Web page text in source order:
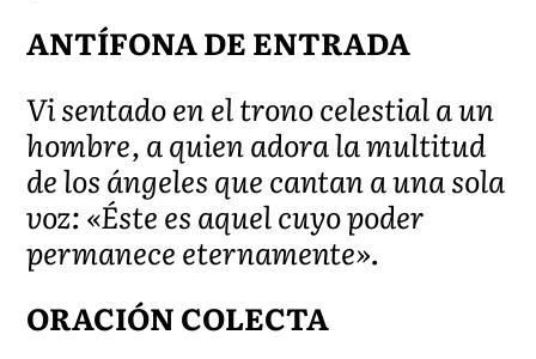
ANTÍFONA DE ENTRADA
Vi sentado en el trono celestial a un
hombre, a quien adora la multitud
de los ángeles que cantan a una sola
voz: «Éste es aquel cuyo poder
permanece eternamente».
ORACIÓN COLECTA